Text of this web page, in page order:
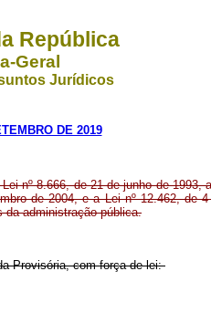
República
Geral
Jurídicos
DE 2019
nº 8.666, de 21 de junho de 1993,
de 2004, e a Lei nº 12.462, de
da administração pública.
Provisória, com força de lei: